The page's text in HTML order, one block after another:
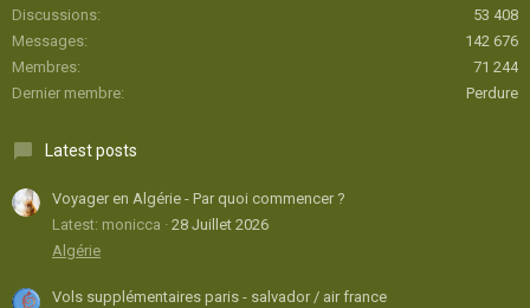
Discussions
53 408
Messages
142 676
Membres
71 244
Dernier membre
Perdure
Latest posts
Voyager en Algérie - Par quoi commencer ?
Latest: monicca
28 Juillet 2026
Algérie
Vols supplémentaires paris - salvador / air france